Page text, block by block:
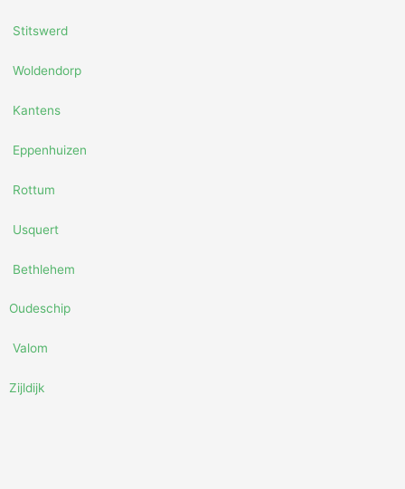
Stitswerd
Woldendorp
Kantens
Eppenhuizen
Rottum
Usquert
Bethlehem
Oudeschip
Valom
Zijldijk